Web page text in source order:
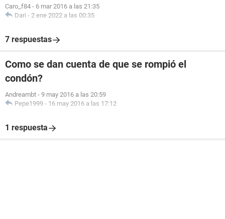
Caro_f84 - 6 mar 2016 a las 21:35
Dari - 2 ene 2022 a las 00:35
7 respuestas
Como se dan cuenta de que se rompió el
condón?
Andreambt - 9 may 2016 a las 20:59
Pepe1999 - 16 may 2016 a las 17:12
1 respuesta